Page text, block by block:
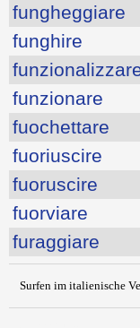
fungheggiare
funghire
funzionare
fuochettare
fuoriuscire
fuoruscire
fuorviare
furaggiare
Surfen im italienische